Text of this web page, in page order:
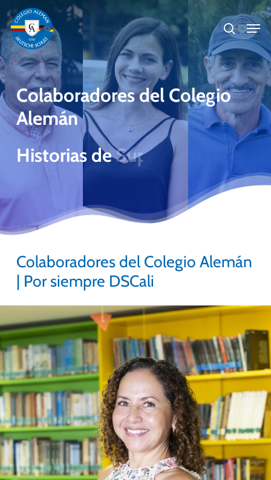
Skip
to
main
content
search
Colaboradoresdel Colegio
Alemán
Historiasde Superación
Colaboradores del Colegio Alemán
| Por siempre DSCali
Close
Menu